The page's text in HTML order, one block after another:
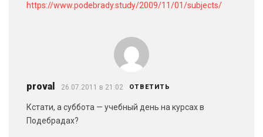
https://www.podebrady.study/2009/11/01/subjects/
proval 26.07.2011 в 21:02 ОТВЕТИТЬ
Кстати, а суббота — учебный день на курсах в
Подебрадах?